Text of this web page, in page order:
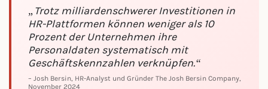
„Trotz milliardenschwerer Investitionen in
HR-Plattformen können weniger als 10
Prozent der Unternehmen ihre
Personaldaten systematisch mit
Geschäftskennzahlen verknüpfen.“
– Josh Bersin, HR-Analyst und Gründer The Josh Bersin Company,
November 2024